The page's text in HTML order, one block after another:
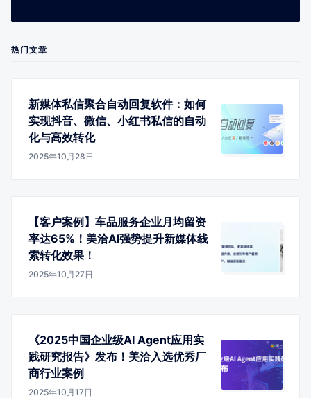
热门文章
新媒体私信聚合自动回复软件：如何
实现抖音、微信、小红书私信的自动
化与高效转化
2025年10月28日
【客户案例】车品服务企业月均留资
率达65%！美洽AI强势提升新媒体线
索转化效果！
2025年10月27日
《2025中国企业级AI Agent应用实
践研究报告》发布！美洽入选优秀厂
商行业案例
2025年10月17日